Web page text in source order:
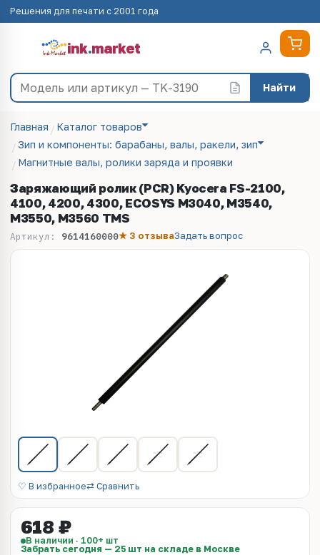
Решения для печати с 2001 года
ink.market
Найти
Главная
Каталог товаров
Зип и компоненты: барабаны, валы, ракели, зип
Магнитные валы, ролики заряда и проявки
Заряжающий ролик (PCR) Kyocera FS-2100,
4100, 4200, 4300, ECOSYS M3040, M3540,
M3550, M3560 TMS
Артикул: 9614160000★ 3 отзываЗадать вопрос
♡ В избранное⇄ Сравнить
618 ₽
В наличии · 100+ шт
Забрать сегодня — 25 шт на складе в Москве